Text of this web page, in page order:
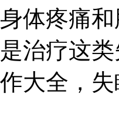
身体疼痛
是治疗这
作大全，